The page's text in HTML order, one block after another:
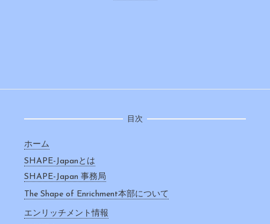
目次
ホーム
SHAPE-Japanとは
SHAPE-Japan 事務局
The Shape of Enrichment本部について
エンリッチメント情報